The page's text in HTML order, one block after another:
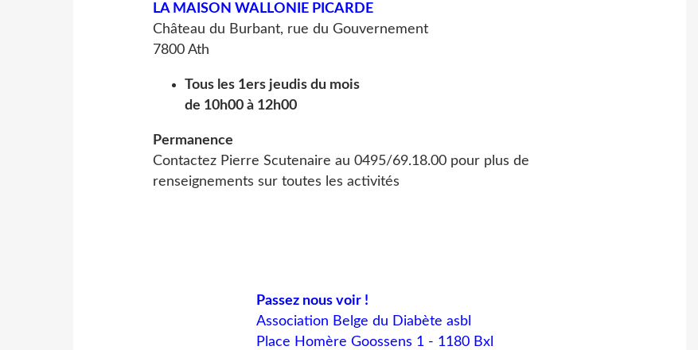
LA MAISON WALLONIE PICARDE
Château du Burbant, rue du Gouvernement
7800 Ath
Tous les 1ers jeudis du mois
de 10h00 à 12h00
Permanence
Contactez Pierre Scutenaire au 0495/69.18.00 pour plus de
renseignements sur toutes les activités
Passez nous voir !
Association Belge du Diabète asbl
Place Homère Goossens 1 - 1180 Bxl